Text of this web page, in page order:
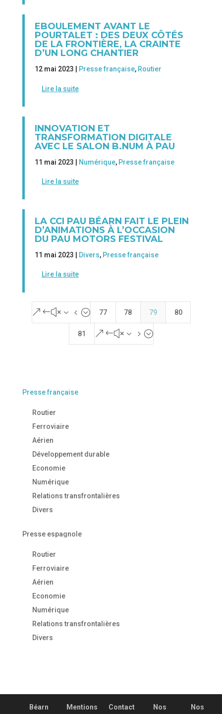
EBOULEMENT AVANT LE
POURTALET : DES DEUX CÔTÉS
DE LA FRONTIÈRE, LA CRAINTE
D’UN LONG CHANTIER
12 mai 2023 | Presse française, Routier
Lire la suite
INNOVATION ET
TRANSFORMATION DIGITALE
AVEC LE SALON B.NUM À PAU
11 mai 2023 | Numérique, Presse française
Lire la suite
LA CCI PAU BÉARN FAIT LE PLEIN
D’ANIMATIONS À L’OCCASION
DU PAU MOTORS FESTIVAL
11 mai 2023 | Divers, Presse française
Lire la suite
&#x34; 77 78 79 80
81 &#x35;
Presse française
Routier
Ferroviaire
Aérien
Développement durable
Economie
Numérique
Relations transfrontalières
Divers
Presse espagnole
Routier
Ferroviaire
Aérien
Economie
Numérique
Relations transfrontalières
Divers
Béarn Mentions Contact Nos Nos